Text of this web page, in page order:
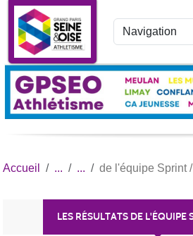
Accueil de l'équipe Sprint
LES RÉSULTATS DE L'ÉQUIPE
Panneau de gestion des cookies